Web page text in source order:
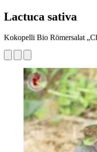
Lactuca sativa
Kokopelli Bio Römersalat